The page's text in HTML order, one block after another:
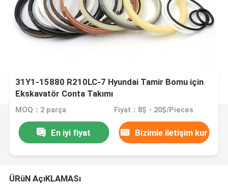
31Y1-15880 R210LC-7 Hyundai Tamir Bomu için
Ekskavatör Conta Takımı
MOQ：2 parça Fiyat：8$ - 20$/Pieces
En iyi fiyat Bizimle iletişim kur
ÜRüN AçıKLAMASı